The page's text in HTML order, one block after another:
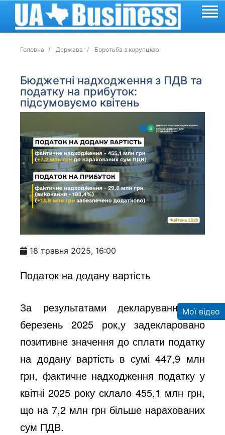
Головна Держава Боротьба з корупцією
Бюджетні надходження з ПДВ та
податку на прибуток:
підсумовуємо квітень
18 травня 2025, 16:00
Податок на додану вартість
За результатами декларування за
березень 2025 рок,у задекларовано
позитивне значення до сплати податку
на додану вартість в сумі 447,9 млн
грн, фактичне надходження податку у
квітні 2025 року склало 455,1 млн грн,
що на 7,2 млн грн більше нарахованих
сум ПДВ.
Мої відео